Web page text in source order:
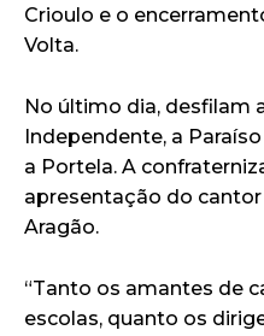
Crioulo e o
Volta.
No último dia, desfilam
Independente, a
a Portela. A
apresentação do
Aragão.
“Tanto os amantes de
escolas, quanto os